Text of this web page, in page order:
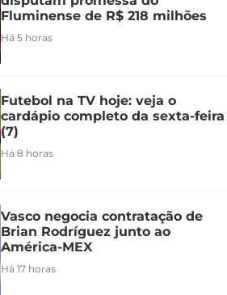
Fluminense de R$ 218 milhões
Há 5 horas
Futebol na TV hoje: veja o
cardápio completo da sexta-feira
(7)
Há 8 horas
Vasco negocia contratação de
Brian Rodríguez junto ao
América-MEX
Há 17 horas